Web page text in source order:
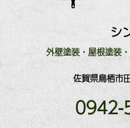
シ
外壁塗装・屋根塗装
佐賀県鳥栖市
0942-